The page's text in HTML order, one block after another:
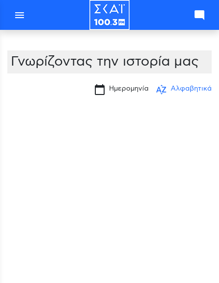
menu mode_comment
Γνωρίζοντας την ιστορία μας
calendar_today Ημερομηνία sort_by_alpha Αλφαβητικά